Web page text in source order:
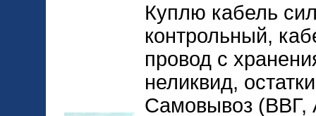
Куплю кабель
контрольный,
провод с
неликвид,
Самовывоз